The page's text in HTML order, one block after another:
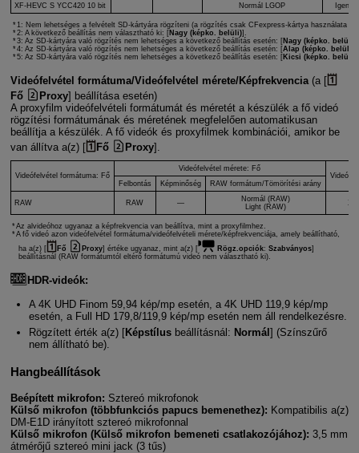
XF-HEVC S YCC420 10 bit Normál LGOP Igen
1: Nem lehetséges a felvételt SD-kártyára rögzíteni (a rögzítés csak CFexpress-kártya használata
2: A következő beállítás nem választható ki: [Nagy (képko. belüli)].
3: Az SD-kártyára való rögzítés nem lehetséges a következő beállítás esetén: [Nagy (képko. belüli)
4: Az SD-kártyára való rögzítés nem lehetséges a következő beállítás esetén: [Alap (képko. belüli)
5: Az SD-kártyára való rögzítés nem lehetséges a következő beállítás esetén: [ Kicsi (képko. belül)
Videófelvétel formátuma/Videófelvétel mérete/Képfrekvencia(a [
Fő
Proxy] beállítása esetén)
A proxyfilm videófelvételi formátumát és méretét a készülék a fő videó
rögzítési formátumának és méretének megfelelően automatikusan
beállítja a készülék. A fő videók és proxyfilmek kombinációi, amikor be
van állítva a(z) [
Fő Proxy].
Videófelvétel formátuma: Fő
Videófelvétel mérete: Fő
Felbontás
Képminőség RAW formátum/Tömörítési arány
RAW RAW —
Normál (RAW)
Light (RAW)
Az alvideóhoz ugyanaz a képfrekvencia van beállítva, mint a proxyfilmhez.
A fő videó azon videófelvétel formátuma/videófelvételi mérete/képfrekvenciája, amely beállítható,
ha a(z) [
Fő Proxy] értéke ugyanaz, mint a(z) [ Rögz.opciók: Szabványos]
beállításnál (RAW formátumtól eltérő formátumú videó nem választható ki).
HDR-videók:
A 4K UHD Finom 59,94 kép/mp esetén, a 4K UHD 119,9 kép/mp
esetén, a Full HD 179,8/119,9 kép/mp esetén nem áll rendelkezésre.
Rögzített érték a(z) [Képstílusbeállításnál: Normál ] (Színszűrő
nem állítható be).
Hangbeállítások
Beépített mikrofon: Sztereó mikrofonok
Külső mikrofon (többfunkciós papucs bemenethez): Kompatibilis a(z)
DM-E1Dirányított sztereó mikrofonnal
Külső mikrofon (Külső mikrofon bemeneti csatlakozójához): 3,5 mm
átmérőjű sztereó mini jack (3 tűs)